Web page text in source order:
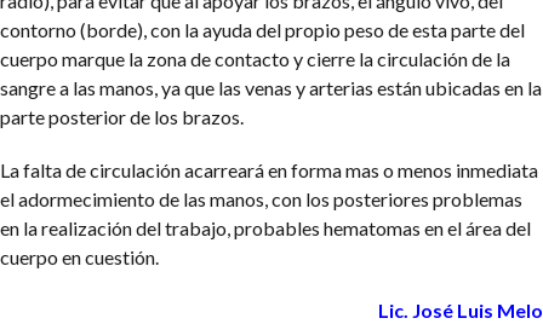
contorno (borde), con la ayuda del propio peso de esta parte del
cuerpo marque la zona de contacto y cierre la circulación de la
sangre a las manos, ya que las venas y arterias están ubicadas en la
parte posterior de los brazos.
La falta de circulación acarreará en forma mas o menos inmediata
el adormecimiento de las manos, con los posteriores problemas
en la realización del trabajo, probables hematomas en el área del
cuerpo en cuestión.
Lic. José Luis Melo